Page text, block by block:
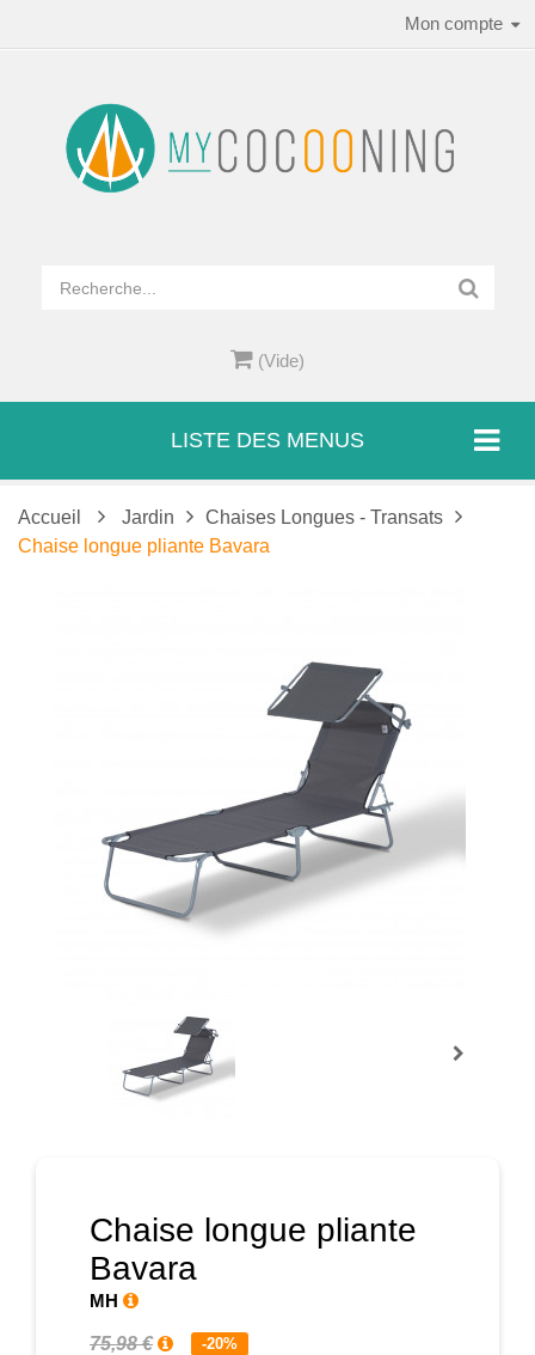
Mon compte
(Vide)
LISTE DES MENUS
Accueil Jardin
Chaises Longues - Transats
Chaise longue pliante Bavara
Chaise longue pliante
Bavara
MH
75,98 € -20%